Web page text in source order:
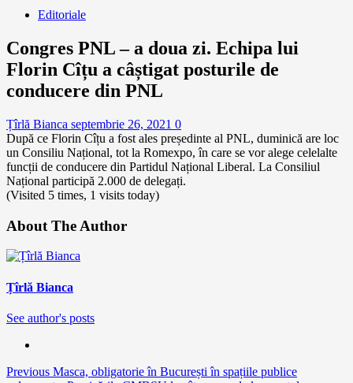
Editoriale
Congres PNL – a doua zi. Echipa lui
Florin Cîțu a câștigat posturile de
conducere din PNL
Țîrlă Bianca septembrie 26, 2021 0
După ce Florin Cîțu a fost ales președinte al PNL, duminică are loc
un Consiliu Național, tot la Romexpo, în care se vor alege celelalte
funcții de conducere din Partidul Național Liberal. La Consiliul
Național participă 2.000 de delegați.
(Visited 5 times, 1 visits today)
About The Author
Țîrlă Bianca
See author's posts
Continue
Previous Masca, obligatorie în București în spațiile publice